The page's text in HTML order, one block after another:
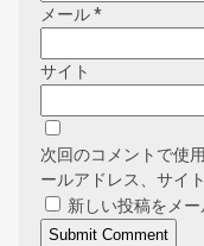
メール*
サイト
次回のコメントで使
ールアドレス、サイ
新しい投稿をメ